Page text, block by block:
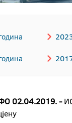
02.04.2019. -